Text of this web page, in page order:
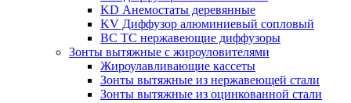
KD Анемостаты деревянные
KV Диффузор алюминиевый сопловый
ВС ТС нержавеющие диффузоры
Зонты вытяжные с жироуловителями
Жироулавливающие кассеты
Зонты вытяжные из нержавеющей стали
Зонты вытяжные из оцинкованной стали